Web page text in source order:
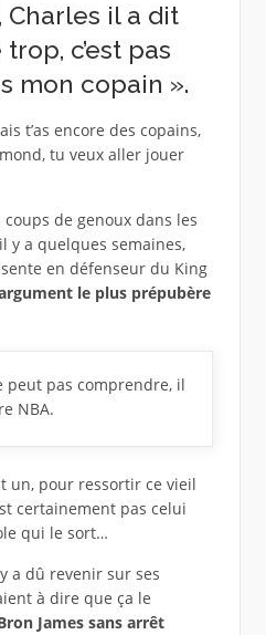
Charles il a dit
c’est pas
mon copain ».
t’as encore des copains,
tu veux aller jouer
de genoux dans les
y a quelques semaines,
en défenseur du King
le plus prépubère
peut pas comprendre, il
NBA.
un, pour ressortir ce vieil
certainement pas celui
qui le sort…
a dû revenir sur ses
à dire que ça le
James sans arrêt